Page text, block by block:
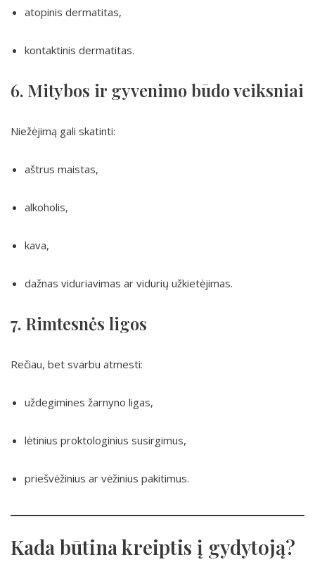
atopinis dermatitas,
kontaktinis dermatitas.
6. Mitybos ir gyvenimo būdo veiksniai
Niežėjimą gali skatinti:
aštrus maistas,
alkoholis,
kava,
dažnas viduriavimas ar vidurių užkietėjimas.
7. Rimtesnės ligos
Rečiau, bet svarbu atmesti:
uždegimines žarnyno ligas,
lėtinius proktologinius susirgimus,
priešvėžinius ar vėžinius pakitimus.
Kada būtina kreiptis į gydytoją?